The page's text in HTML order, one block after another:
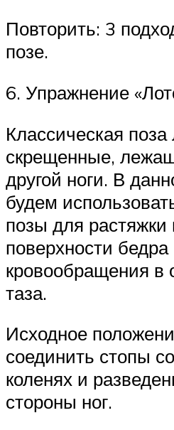
Повторить: 3
позе.
6. Упражнение
Классическая поза
скрещенные,
другой ноги. В
будем
позы для растяжки
поверхности
кровообращения в
таза.
Исходное
соединить стопы
коленях и
стороны ног.